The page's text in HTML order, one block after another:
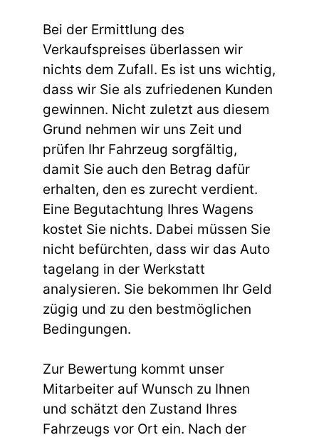
Bei der Ermittlung des
Verkaufspreises überlassen wir
nichts dem Zufall. Es ist uns wichtig,
dass wir Sie als zufriedenen Kunden
gewinnen. Nicht zuletzt aus diesem
Grund nehmen wir uns Zeit und
prüfen Ihr Fahrzeug sorgfältig,
damit Sie auch den Betrag dafür
erhalten, den es zurecht verdient.
Eine Begutachtung Ihres Wagens
kostet Sie nichts. Dabei müssen Sie
nicht befürchten, dass wir das Auto
tagelang in der Werkstatt
analysieren. Sie bekommen Ihr Geld
zügig und zu den bestmöglichen
Bedingungen.
Zur Bewertung kommt unser
Mitarbeiter auf Wunsch zu Ihnen
und schätzt den Zustand Ihres
Fahrzeugs vor Ort ein. Nach der